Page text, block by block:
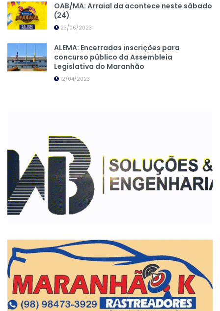
OAB/MA: Arraial da acontece neste sábado
(24)
23/06/2023
ALEMA: Encerradas inscrições para
concurso público da Assembleia
Legislativa do Maranhão
12/04/2023